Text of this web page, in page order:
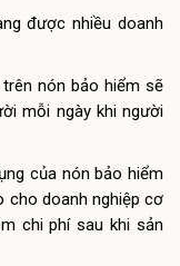
được nhiều doanh
nón bảo hiểm sẽ
mỗi ngày khi người
của nón bảo hiểm
cho doanh nghiệp cơ
chi phí sau khi sản